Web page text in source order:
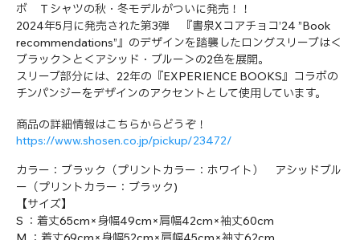
ボ Ｔシャツの秋・冬モデルがついに発売！！
2024年5月に発売された第3弾 『書泉Xコアチョコ’24 ”Book
recommendations”』のデザインを踏襲したロングスリーブは＜
ブラック＞と＜アシッド・ブルー＞の2色を展開。
スリーブ部分には、22年の『EXPERIENCE BOOKS』コラボの
チンパンジーをデザインのアクセントとして使用しています。
商品の詳細情報はこちらからどうぞ！
https://www.shosen.co.jp/pickup/23472/
カラー：ブラック（プリントカラー：ホワイト） アシッドブル
ー（プリントカラー：ブラック)
【サイズ】
S ：着丈65cm×身幅49cm×肩幅42cm×袖丈60cm